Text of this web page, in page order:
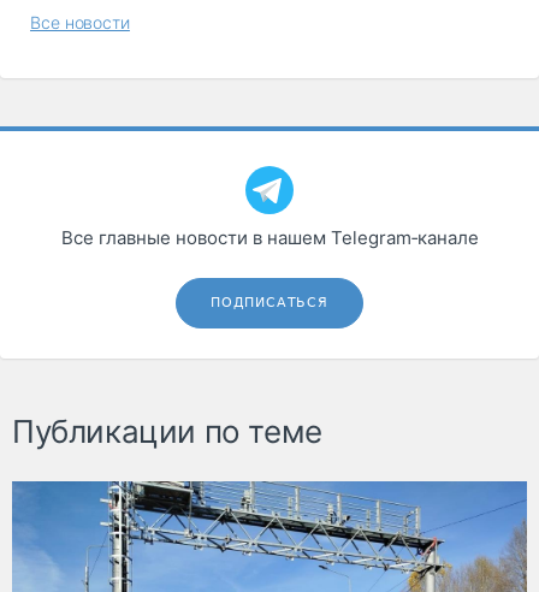
Все новости
Все главные новости в нашем Telegram‑канале
ПОДПИСАТЬСЯ
Публикации по теме